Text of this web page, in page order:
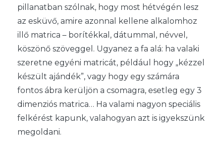
pillanatban szólnak, hogy most hétvégén lesz
az esküvő, amire azonnal kellene alkalomhoz
illő matrica – borítékkal, dátummal, névvel,
köszönő szöveggel. Ugyanez a fa alá: ha valaki
szeretne egyéni matricát, például hogy „kézzel
készült ajándék”, vagy hogy egy számára
fontos ábra kerüljön a csomagra, esetleg egy 3
dimenziós matrica… Ha valami nagyon speciális
felkérést kapunk, valahogyan azt is igyekszünk
megoldani.